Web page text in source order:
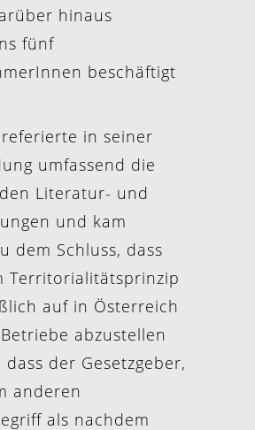
hinaus
fünf
beschäftigt
referierte in seiner
umfassend die
Literatur- und
und kam
dem Schluss, dass
Territorialitätsprinzip
auf in Österreich
abzustellen
der Gesetzgeber,
anderen
als nachdem